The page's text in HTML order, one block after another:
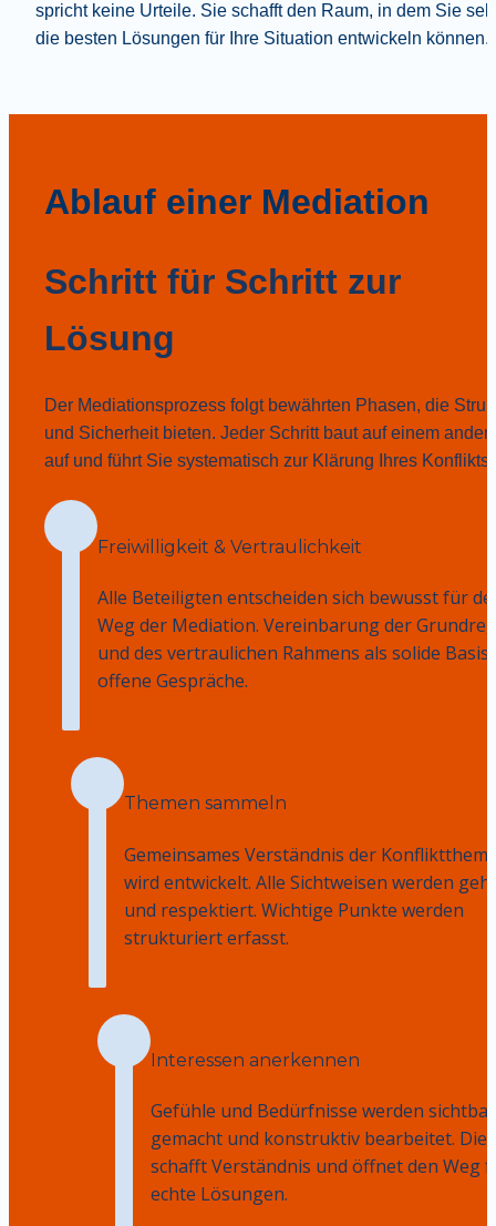
spricht keine Urteile. Sie schafft den Raum, in dem Sie
die besten Lösungen für Ihre Situation entwickeln können.
Ablauf einer Mediation
Schritt für Schritt zur
Lösung
Der Mediationsprozess folgt bewährten Phasen, die
und Sicherheit bieten. Jeder Schritt baut auf einem
auf und führt Sie systematisch zur Klärung Ihres Konflikts.
Freiwilligkeit & Vertraulichkeit
Alle Beteiligten entscheiden sich bewusst für
Weg der Mediation. Vereinbarung der
und des vertraulichen Rahmens als solide
offene Gespräche.
Themen sammeln
Gemeinsames Verständnis der
wird entwickelt. Alle Sichtweisen werden
und respektiert. Wichtige Punkte werden
strukturiert erfasst.
Interessen anerkennen
Gefühle und Bedürfnisse werden sichtbar
gemacht und konstruktiv bearbeitet. Dies
schafft Verständnis und öffnet den Weg
echte Lösungen.